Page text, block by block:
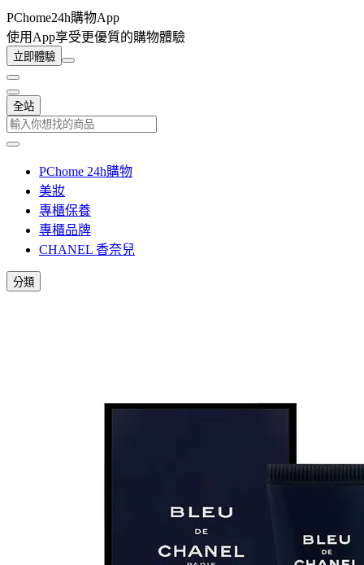
PChome24h購物App
使用App享受更優質的購物體驗
立即體驗
全站
PChome 24h購物
美妝
專櫃保養
專櫃品牌
CHANEL 香奈兒
分類